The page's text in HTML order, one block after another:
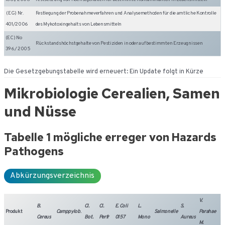
(EG) Nr.
401/2006
Festlegung der Probenahmeverfahren und Analysemethoden für die amtliche Kontrolle
des Mykotoxingehalts von Lebensmitteln
(EC) No
396/ 2005
Rückstandshöchstgehalte von Pestiziden in oder auf bestimmten Erzeugnissen
Die Gesetzgebungstabelle wird erneuert: Ein Update folgt in Kürze
Mikrobiologie Cerealien, Samen
und Nüsse
Tabelle 1 mögliche erreger von Hazards
Pathogens
Abkürzungsverzeichnis
Produkt
B.
Cereus
Camppylob.
Cl.
Bot.
Cl.
Perfr
E. Coli
0157
L.
Mono
Salmonelle
S.
Aureus
V.
Parahae
M.